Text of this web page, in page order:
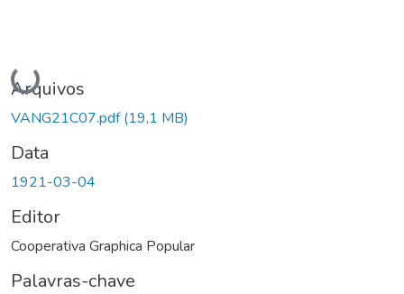
Carregando...
Arquivos
VANG21C07.pdf(19,1 MB)
Data
1921-03-04
Editor
Cooperativa Graphica Popular
Palavras-chave